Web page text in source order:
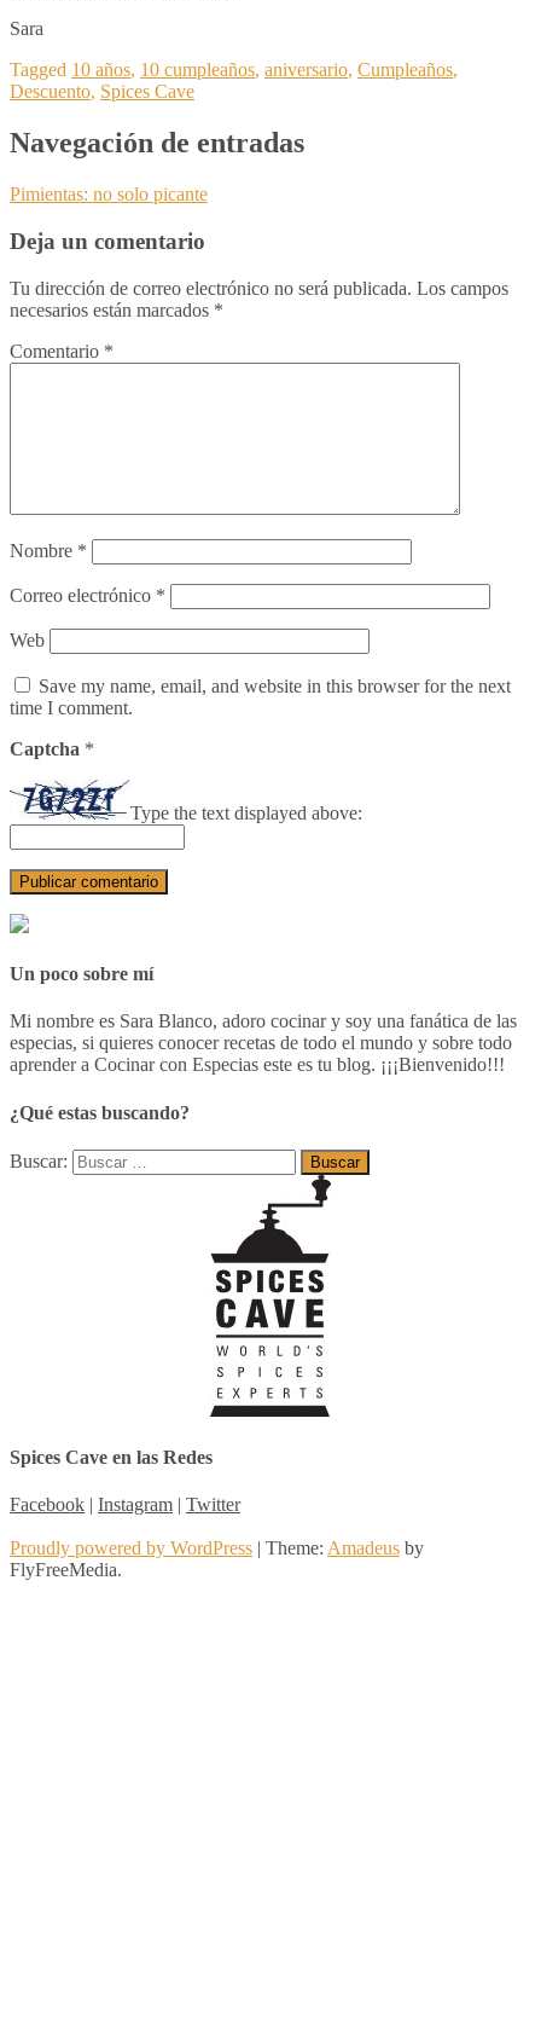
Sara
Tagged 10 años, 10 cumpleaños, aniversario, Cumpleaños,
Descuento, Spices Cave
Navegación de entradas
Pimientas: no solo picante
Deja un comentario
Tu dirección de correo electrónico no será publicada. Los campos
necesarios están marcados *
Comentario *
Nombre *
Correo electrónico *
Web
Save my name, email, and website in this browser for the next
time I comment.
Captcha *
Type the text displayed above:
Un poco sobre mí
Mi nombre es Sara Blanco, adoro cocinar y soy una fanática de las
especias, si quieres conocer recetas de todo el mundo y sobre todo
aprender a Cocinar con Especias este es tu blog. ¡¡¡Bienvenido!!!
¿Qué estas buscando?
Buscar:
Spices Cave en las Redes
Facebook | Instagram | Twitter
Proudly powered by WordPress | Theme: Amadeus by
FlyFreeMedia.